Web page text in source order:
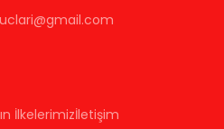
İlkelerimizİletişim